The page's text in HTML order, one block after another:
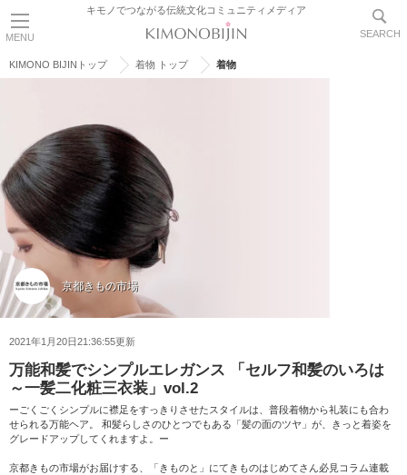
KIMONO BIJINトップ 着物 トップ 着物
京都きもの市場
2021年1月20日21:36:55更新
万能和髪でシンプルエレガンス 「セルフ和髪のいろは
～一髪二化粧三衣装」vol.2
ーごくごくシンプルに襟足をすっきりさせたスタイルは、普段着物から礼装にも合わ
せられる万能ヘア。 和髪らしさのひとつでもある「髪の面のツヤ」が、きっと着姿を
グレードアップしてくれますよ。ー
京都きもの市場がお届けする、「きものと」にてきものはじめてさん必見コラム連載
MENU
キモノでつながる伝統文化コミュニティメディア
SEARCH